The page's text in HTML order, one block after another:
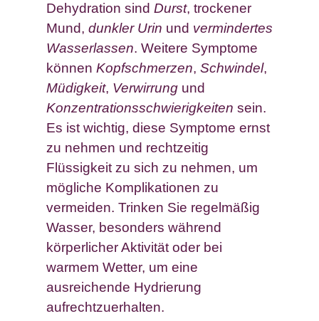
Dehydration sind Durst, trockener
Mund, dunkler Urin und vermindertes
Wasserlassen. Weitere Symptome
können Kopfschmerzen, Schwindel,
Müdigkeit, Verwirrungund
Konzentrationsschwierigkeiten sein.
Es ist wichtig, diese Symptome ernst
zu nehmen und rechtzeitig
Flüssigkeit zu sich zu nehmen, um
mögliche Komplikationen zu
vermeiden. Trinken Sie regelmäßig
Wasser, besonders während
körperlicher Aktivität oder bei
warmem Wetter, um eine
ausreichende Hydrierung
aufrechtzuerhalten.